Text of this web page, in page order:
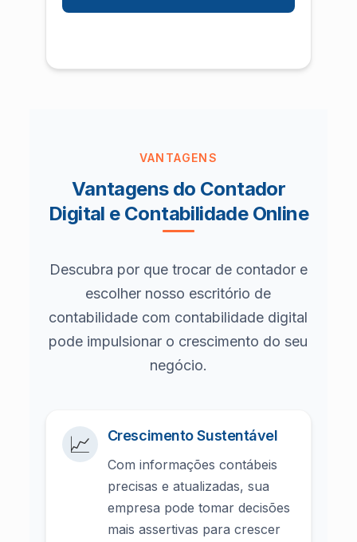
VANTAGENS
Vantagens do Contador
Digital e Contabilidade Online
Descubra por que trocar de contador e
escolher nosso escritório de
contabilidade com contabilidade digital
pode impulsionar o crescimento do seu
negócio.
📈 Crescimento Sustentável
Com informações contábeis
precisas e atualizadas, sua
empresa pode tomar decisões
mais assertivas para crescer